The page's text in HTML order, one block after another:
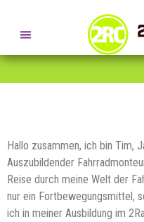
Hallo zusammen, ich bin Tim,
Auszubildender
Reise durch meine Welt der
nur ein Fortbewegungsmittel,
ich in meiner Ausbildung im